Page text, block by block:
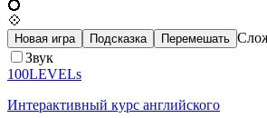
💍
💠
Новая игра Подсказка Перемешать
Звук
100LEVELs
Интерактивный курс английского